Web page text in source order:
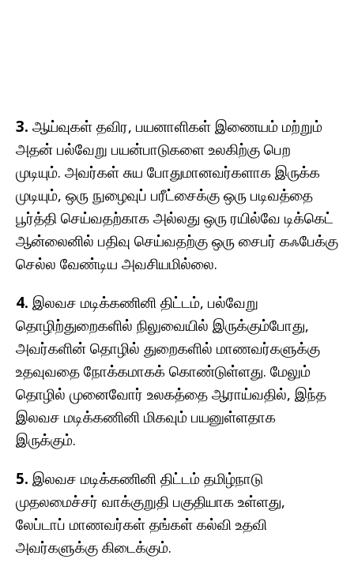
3. ஆய்வுகள் தவிர, பயனாளிகள் இணையம் மற்றும்
அதன் பல்வேறு பயன்பாடுகளை உலகிற்கு பெற
முடியும். அவர்கள் சுய போதுமானவர்களாக இருக்க
முடியும், ஒரு நுழைவுப் பரீட்சைக்கு ஒரு படிவத்தை
பூர்த்தி செய்வதற்காக அல்லது ஒரு ரயில்வே டிக்கெட்
ஆன்லைனில் பதிவு செய்வதற்கு ஒரு சைபர் கஃபேக்கு
செல்ல வேண்டிய அவசியமில்லை.
4. இலவச மடிக்கணினி திட்டம், பல்வேறு
தொழிற்துறைகளில் நிலுவையில் இருக்கும்போது, ​​
அவர்களின் தொழில் துறைகளில் மாணவர்களுக்கு
உதவுவதை நோக்கமாகக் கொண்டுள்ளது. மேலும்
தொழில் முனைவோர் உலகத்தை ஆராய்வதில், இந்த
இலவச மடிக்கணினி மிகவும் பயனுள்ளதாக
இருக்கும்.
5. இலவச மடிக்கணினி திட்டம் தமிழ்நாடு
முதலமைச்சர் வாக்குறுதி பகுதியாக உள்ளது,
லேப்டாப் மாணவர்கள் தங்கள் கல்வி உதவி
அவர்களுக்கு கிடைக்கும்.